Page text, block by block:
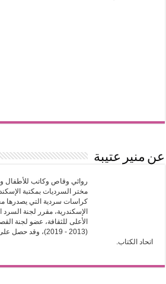
عن منير عتيبة
روائي وقاص وكاتب للأطفال
مختر السرديات بمكتبة
كراسات سردية التي يصدرها
الإسكندرية، مقرر لجنة
الأعلى للثقافة، عضو لجنة
(2013 - 2019)، وقد
اتحاد الكتاب.